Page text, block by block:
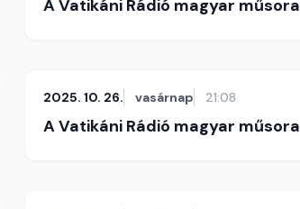
A Vatikáni Rádió magyar műsora
2025. 10. 26. vasárnap 21:08
A Vatikáni Rádió magyar műsora